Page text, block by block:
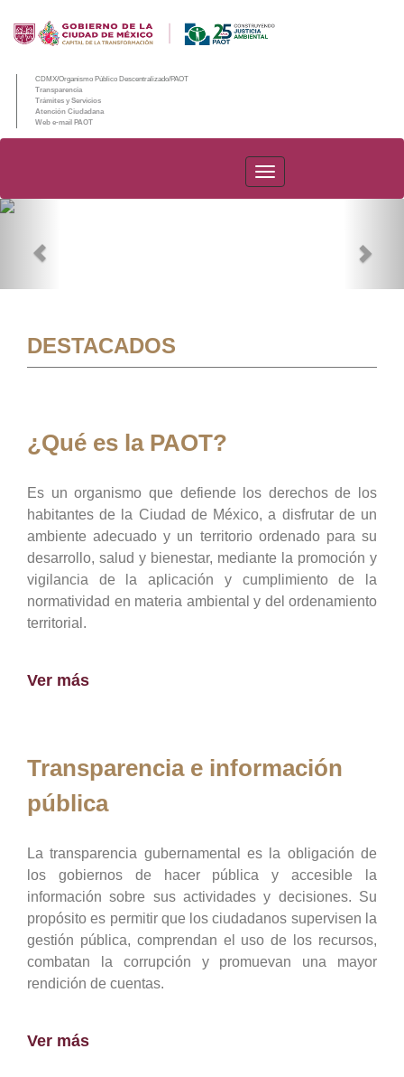
CDMX/Organismo Público Descentralizado/PAOT
Transparencia
Trámites y Servicios
Atención Ciudadana
Web e-mail PAOT
PAOT
DESTACADOS
¿Qué es la PAOT?
Es un organismo que defiende los derechos de los
habitantes de la Ciudad de México, a disfrutar de un
ambiente adecuado y un territorio ordenado para su
desarrollo, salud y bienestar, mediante la promoción y
vigilancia de la aplicación y cumplimiento de la
normatividad en materia ambiental y del ordenamiento
territorial.
Ver más
Transparencia e información
pública
La transparencia gubernamental es la obligación de
los gobiernos de hacer pública y accesible la
información sobre sus actividades y decisiones. Su
propósito es permitir que los ciudadanos supervisen la
gestión pública, comprendan el uso de los recursos,
combatan la corrupción y promuevan una mayor
rendición de cuentas.
Ver más